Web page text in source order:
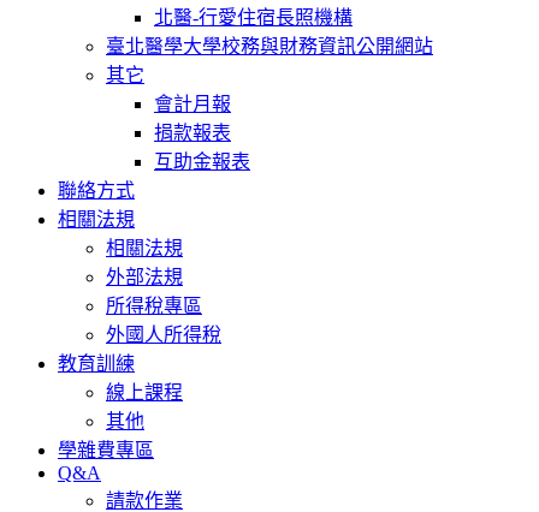
北醫-行愛住宿長照機構
臺北醫學大學校務與財務資訊公開網站
其它
會計月報
捐款報表
互助金報表
聯絡方式
相關法規
相關法規
外部法規
所得稅專區
外國人所得稅
教育訓練
線上課程
其他
學雜費專區
Q&A
請款作業